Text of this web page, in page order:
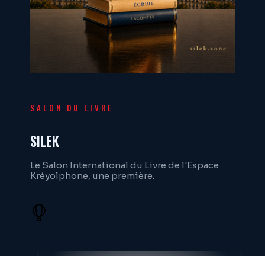
SALON DU LIVRE
SILEK
Le Salon International du Livre de l'Espace
Kréyolphone, une première.